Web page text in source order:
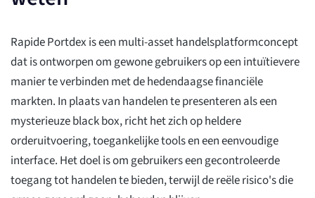
Rapide Portdex is een multi-asset handelsplatformconcept
dat is ontworpen om gewone gebruikers op een intuïtievere
manier te verbinden met de hedendaagse financiële
markten. In plaats van handelen te presenteren als een
mysterieuze black box, richt het zich op heldere
orderuitvoering, toegankelijke tools en een eenvoudige
interface. Het doel is om gebruikers een gecontroleerde
toegang tot handelen te bieden, terwijl de reële risico's die